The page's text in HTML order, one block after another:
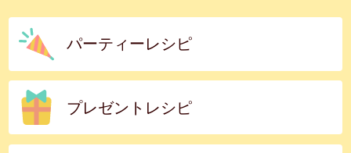
パーティーレシピ
プレゼントレシピ